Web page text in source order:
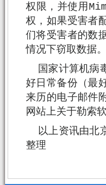
权限，并使用
权，如果受害者
们将受害者的数
情况下窃取数据
国家计算机病
好日常备份（最
来历的电子邮件
网站上关于勒索
以上资讯由北
整理